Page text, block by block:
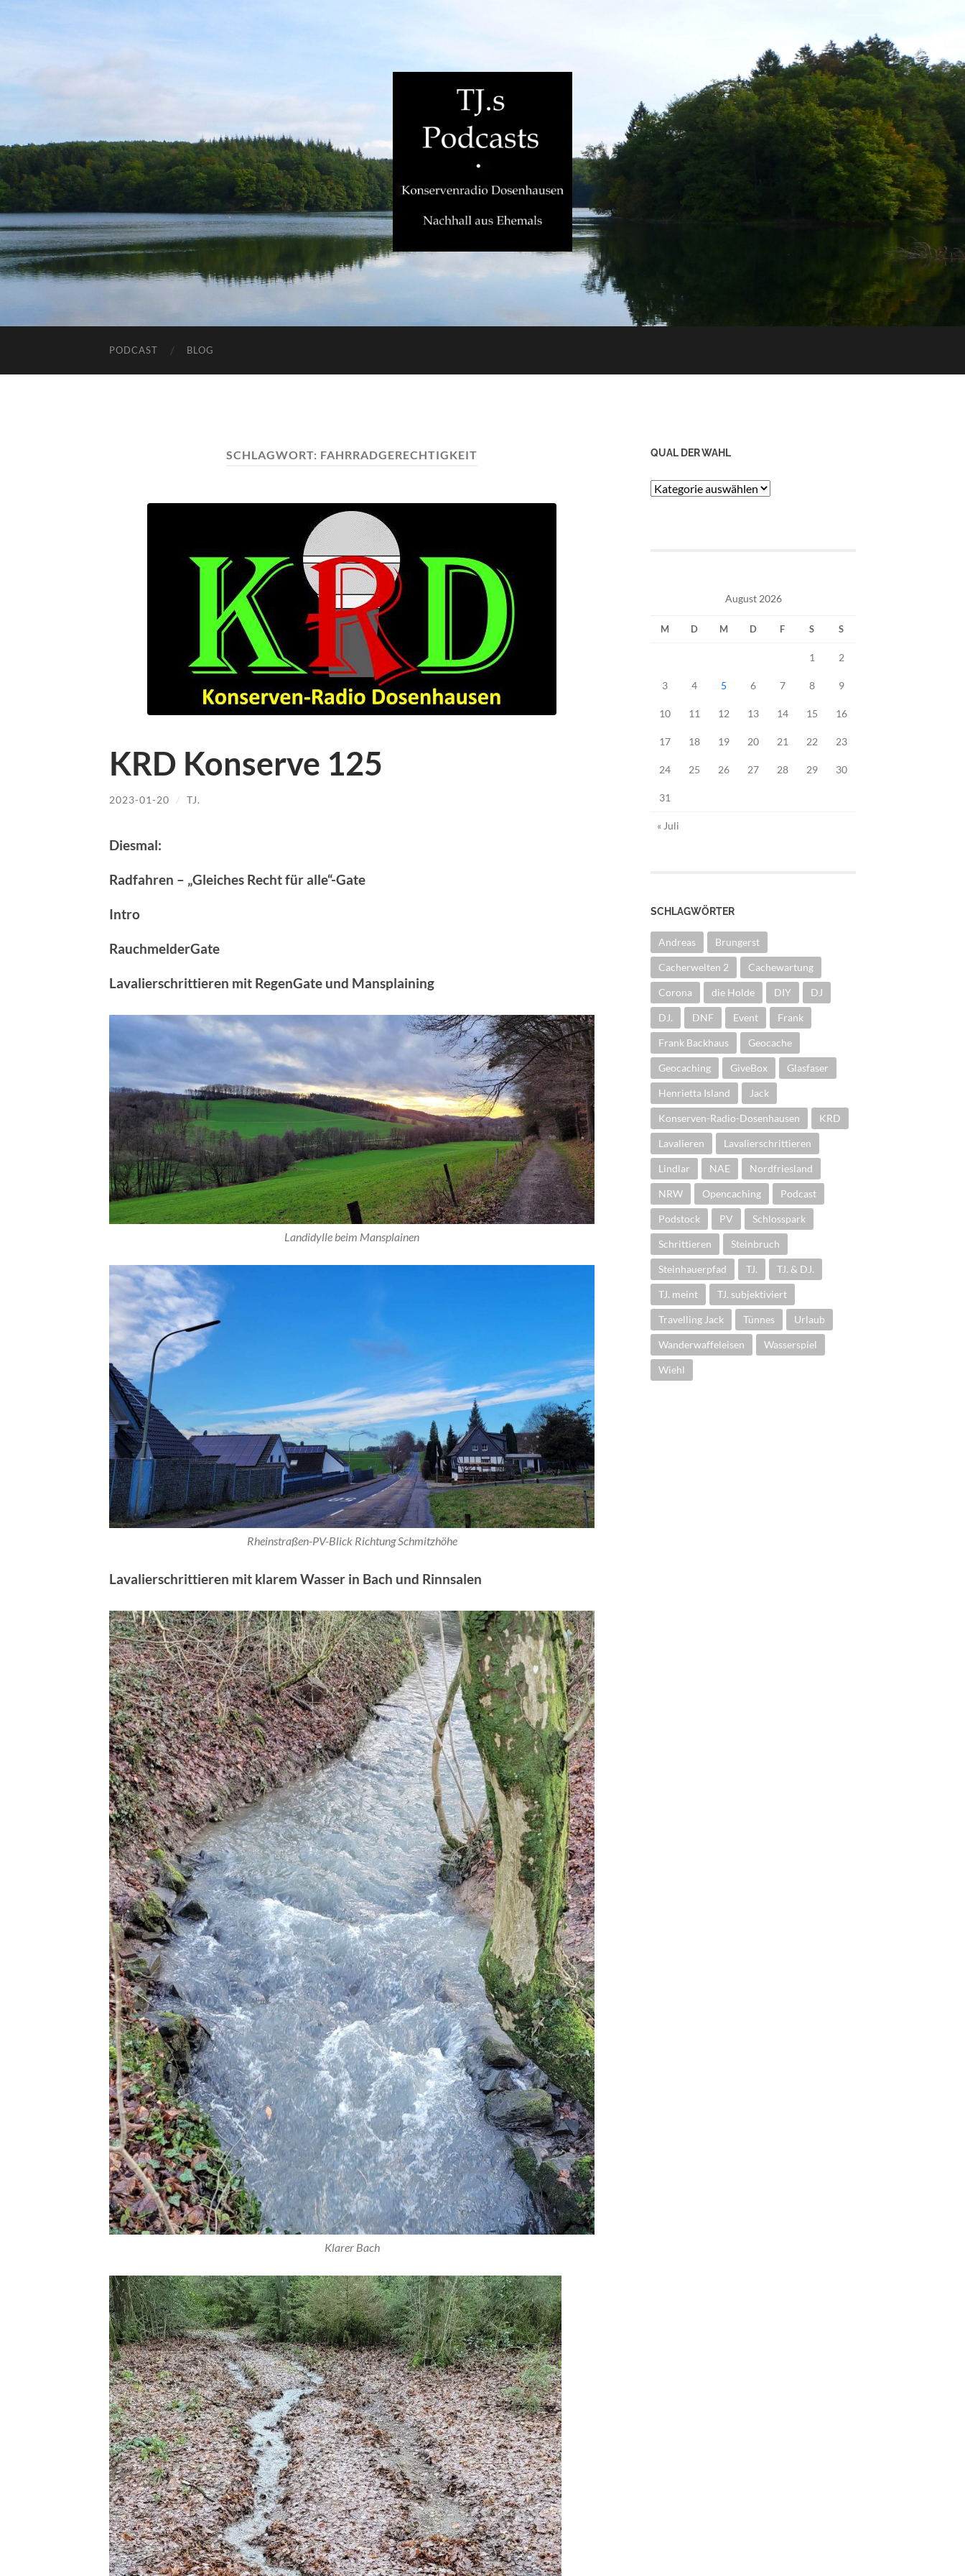
PODCAST BLOG
SCHLAGWORT: FAHRRADGERECHTIGKEIT
KRD Konserve 125
2023-01-20 / TJ.
Diesmal:
Radfahren – „Gleiches Recht für alle“-Gate
Intro
RauchmelderGate
Lavalierschrittieren mit RegenGate und Mansplaining
Landidylle beim Mansplainen
Rheinstraßen-PV-Blick Richtung Schmitzhöhe
Lavalierschrittieren mit klarem Wasser in Bach und Rinnsalen
Klarer Bach
QUAL DER WAHL
Qual
August 2026
M D M D F S S
1 2
3 4 5 6 7 8 9
10 11 12 13 14 15 16
17 18 19 20 21 22 23
24 25 26 27 28 29 30
31
« Juli
SCHLAGWÖRTER
Andreas Brungerst
Cacherwelten 2 Cachewartung
Corona die Holde DIY DJ
DJ. DNF Event Frank
Frank Backhaus Geocache
Geocaching GiveBox Glasfaser
Henrietta Island Jack
Konserven-Radio-Dosenhausen KRD
Lavalieren Lavalierschrittieren
Lindlar NAE Nordfriesland
NRW Opencaching Podcast
Podstock PV Schlosspark
Schrittieren Steinbruch
Steinhauerpfad TJ. TJ. & DJ.
TJ. meint TJ. subjektiviert
Travelling Jack Tünnes Urlaub
Wanderwaffeleisen Wasserspiel
Wiehl